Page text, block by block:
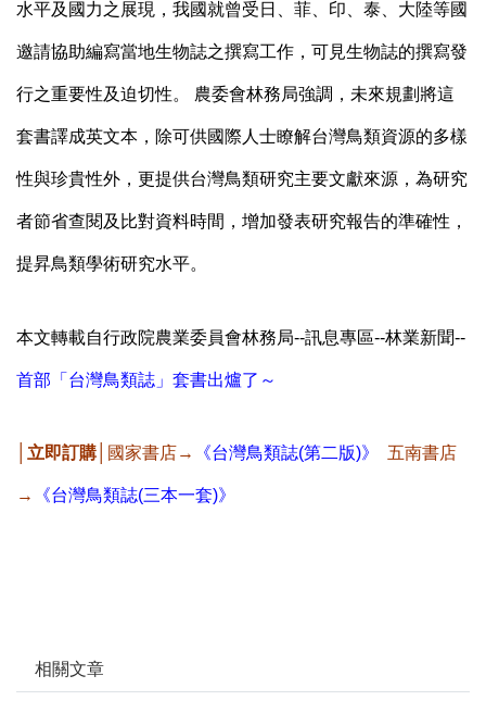
水平及國力之展現，我國就曾受日、菲、印、泰、大陸等國
邀請協助編寫當地生物誌之撰寫工作，可見生物誌的撰寫發
行之重要性及迫切性。 農委會林務局強調，未來規劃將這
套書譯成英文本，除可供國際人士瞭解台灣鳥類資源的多樣
性與珍貴性外，更提供台灣鳥類研究主要文獻來源，為研究
者節省查閱及比對資料時間，增加發表研究報告的準確性，
提昇鳥類學術研究水平。
本文轉載自行政院農業委員會林務局--訊息專區--林業新聞--
首部「台灣鳥類誌」套書出爐了～
│立即訂購│ 國家書店→ 《台灣鳥類誌(第二版)》 五南書店
→ 《台灣鳥類誌(三本一套)》
相關文章